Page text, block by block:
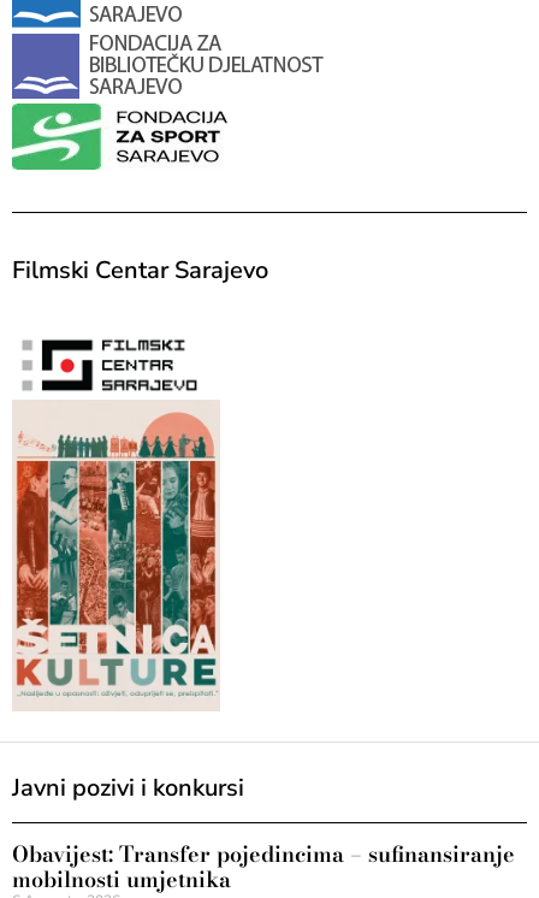
Filmski Centar Sarajevo
Javni pozivi i konkursi
Obavijest: Transfer pojedincima – sufinansiranje
mobilnosti umjetnika